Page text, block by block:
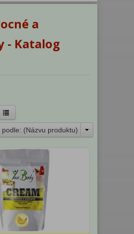
a
- Katalog
podle: (Názvu produktu)